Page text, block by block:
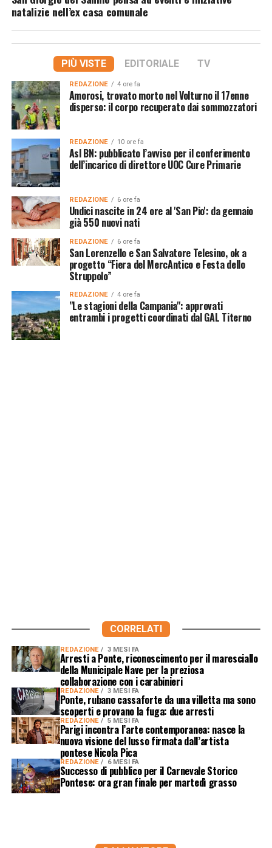
natalizie nell’ex casa comunale
PIÙ VISTE EDITORIALE TV
REDAZIONE 4 ore fa
Amorosi, trovato morto nel Volturno il 17enne
disperso: il corpo recuperato dai sommozzatori
REDAZIONE 10 ore fa
Asl BN: pubblicato l’avviso per il conferimento
dell’incarico di direttore UOC Cure Primarie
REDAZIONE 6 ore fa
Undici nascite in 24 ore al 'San Pio': da gennaio
già 550 nuovi nati
REDAZIONE 6 ore fa
San Lorenzello e San Salvatore Telesino, ok a
progetto “Fiera del MercAntico e Festa dello
Struppolo”
REDAZIONE 4 ore fa
"Le stagioni della Campania": approvati
entrambi i progetti coordinati dal GAL Titerno
CORRELATI
REDAZIONE 3 MESI FA
Arresti a Ponte, riconoscimento per il maresciallo
della Municipale Nave per la preziosa
collaborazione con i carabinieri
REDAZIONE 3 MESI FA
Ponte, rubano cassaforte da una villetta ma sono
scoperti e provano la fuga: due arresti
REDAZIONE 5 MESI FA
Parigi incontra l’arte contemporanea: nasce la
nuova visione del lusso firmata dall’artista
pontese Nicola Pica
REDAZIONE 6 MESI FA
Successo di pubblico per il Carnevale Storico
Pontese: ora gran finale per martedì grasso